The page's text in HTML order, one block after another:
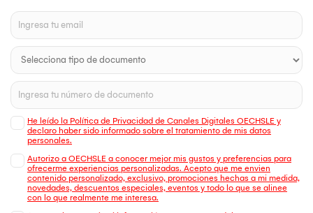
He leído la Política de Privacidad de Canales Digitales OECHSLE y
declaro haber sido informado sobre el tratamiento de mis datos
personales.
Autorizo a OECHSLE a conocer mejor mis gustos y preferencias para
ofrecerme experiencias personalizadas. Acepto que me envien
contenido personalizado, exclusivo, promociones hechas a mi medida,
novedades, descuentos especiales, eventos y todo lo que se alinee
con lo que realmente me interesa.